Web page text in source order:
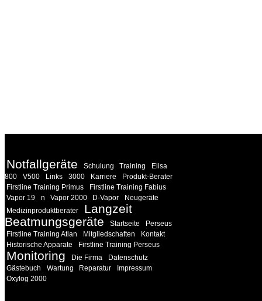
Notfallgeräte Schulung Training
Elisa
800
V500 Links 3000 Karriere
Produkt-Berater
Firstline Training Primus
Firstline Training Fabius
Vapor 19
n Vapor 2000 D-Vapor
Neugeräte
Medizinproduktberater
Langzeit
Beatmungsgeräte
Startseite
Perseus
Firstline Training Atlan
Mitgliedschaften
Kontakt
Historische Apparate
Firstline Training Perseus
Monitoring Die Firma
Datenschutz
Gästebuch
Wartung Reparatur
Impressum
Oxylog 2000